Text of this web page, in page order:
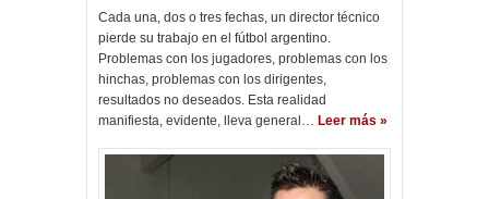
Cada una, dos o tres fechas, un director técnico
pierde su trabajo en el fútbol argentino.
Problemas con los jugadores, problemas con los
hinchas, problemas con los dirigentes,
resultados no deseados. Esta realidad
manifiesta, evidente, lleva general… Leer más »